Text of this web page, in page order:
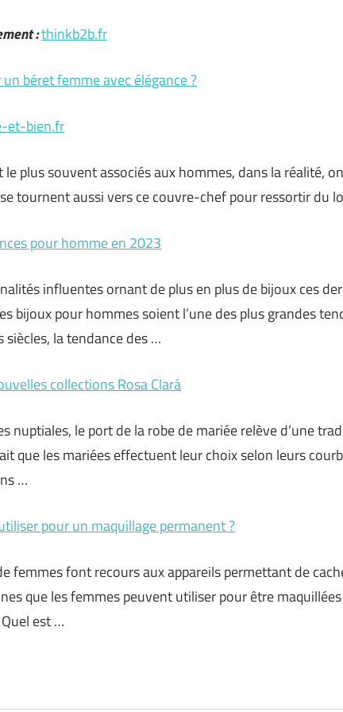
:thinkb2b.fr
béret femme avec élégance ?
et-bien.fr
le plus souvent associés aux hommes, dans la réalité,
tournent aussi vers ce couvre-chef pour ressortir du
pour homme en 2023
influentes ornant de plus en plus de bijoux ces
bijoux pour hommes soient l’une des plus grandes
siècles, la tendance des …
collections Rosa Clará
nuptiales, le port de la robe de mariée relève d’une
que les mariées effectuent leur choix selon leurs
…
pour un maquillage permanent ?
femmes font recours aux appareils permettant de
que les femmes peuvent utiliser pour être
est …